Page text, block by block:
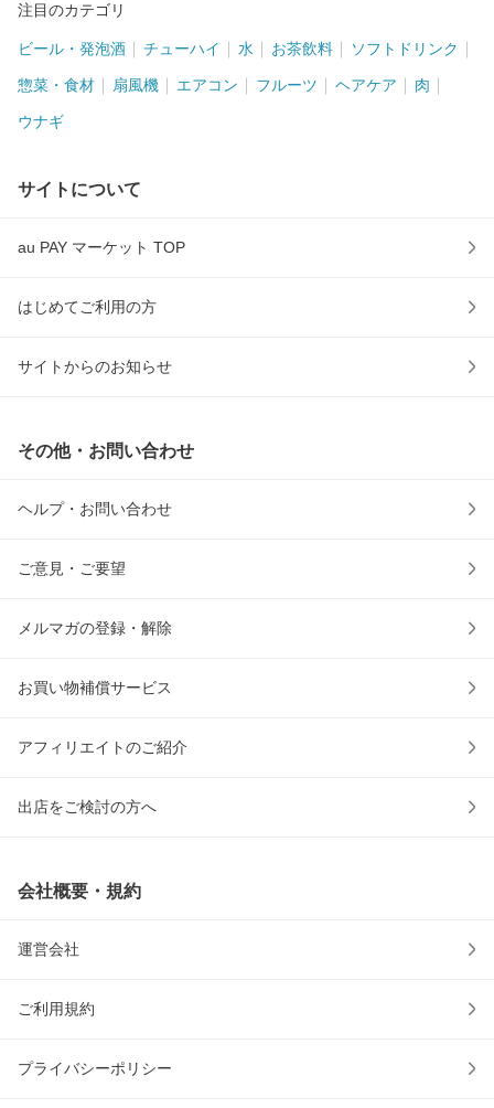
注目のカテゴリ
ビール・発泡酒 チューハイ 水 お茶飲料 ソフトドリンク
惣菜・食材 扇風機 エアコン フルーツ ヘアケア 肉
ウナギ
サイトについて
au PAY マーケット TOP
はじめてご利用の方
サイトからのお知らせ
その他・お問い合わせ
ヘルプ・お問い合わせ
ご意見・ご要望
メルマガの登録・解除
お買い物補償サービス
アフィリエイトのご紹介
出店をご検討の方へ
会社概要・規約
運営会社
ご利用規約
プライバシーポリシー